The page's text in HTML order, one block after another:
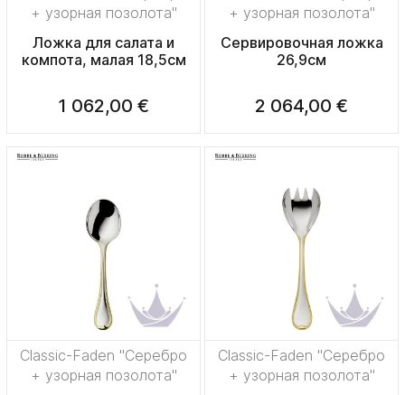
+ узорная позолота"
Ложка для салата и
компота, малая 18,5см
1 062,00 €
+ узорная позолота"
Сервировочная ложка
26,9см
2 064,00 €
Classic-Faden "Серебро
+ узорная позолота"
Classic-Faden "Серебро
+ узорная позолота"